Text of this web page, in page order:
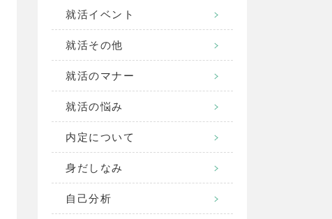
就活イベント
就活その他
就活のマナー
就活の悩み
内定について
身だしなみ
自己分析